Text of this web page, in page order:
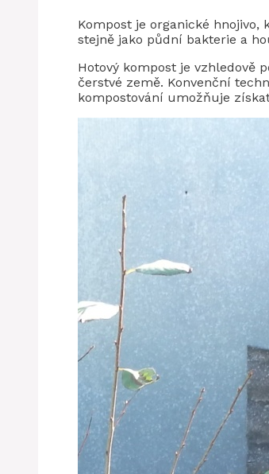
Kompost je organické
stejně jako půdní bakterie a
Hotový kompost je vzhledově
čerstvé země. Konvenční
kompostování umožňuje